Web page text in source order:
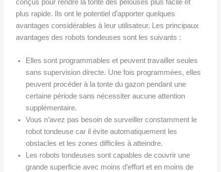
conçus pour rendre la tonte des pelouses plus facile et
plus rapide. Ils ont le potentiel d’apporter quelques
avantages considérables à leur utilisateur. Les principaux
avantages des robots tondeuses sont les suivants :
Elles sont programmables et peuvent travailler seules
sans supervision directe. Une fois programmées, elles
peuvent procéder à la tonte du gazon pendant une
certaine période sans nécessiter aucune attention
supplémentaire.
Vous n’avez pas besoin de surveiller constamment le
robot tondeuse car il évite automatiquement les
obstacles et les zones difficiles à atteindre.
Les robots tondeuses sont capables de couvrir une
grande superficie avec moins d’effort et en moins de